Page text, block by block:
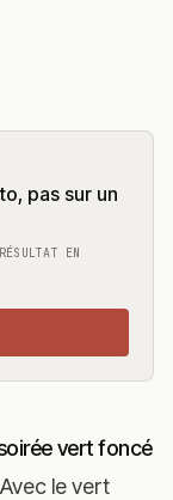
pas sur un
EN
vert foncé
le vert